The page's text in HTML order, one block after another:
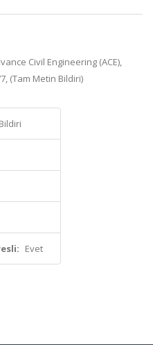
Civil Engineering (ACE),
(Tam Metin Bildiri)
Evet